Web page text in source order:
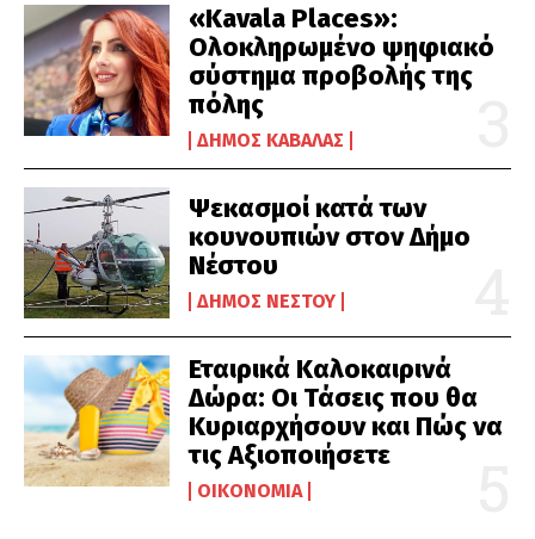
«Kavala Places»:
Ολοκληρωμένο ψηφιακό
σύστημα προβολής της
πόλης
ΔΉΜΟΣ ΚΑΒΆΛΑΣ
Ψεκασμοί κατά των
κουνουπιών στον Δήμο
Νέστου
ΔΉΜΟΣ ΝΈΣΤΟΥ
Εταιρικά Καλοκαιρινά
Δώρα: Οι Τάσεις που θα
Κυριαρχήσουν και Πώς να
τις Αξιοποιήσετε
ΟΙΚΟΝΟΜΊΑ